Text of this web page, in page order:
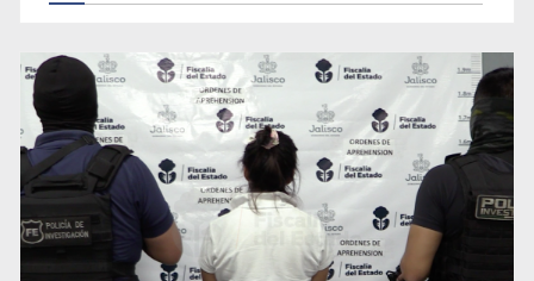
Critican inoperancia de la ASEJ para recuperar fondos
públicos